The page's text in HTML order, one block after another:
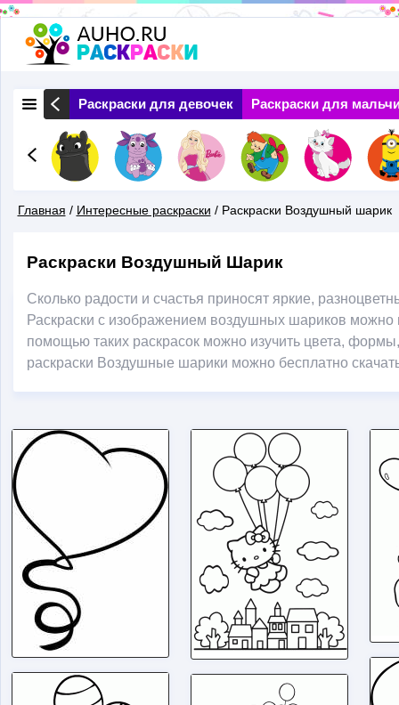
Перейти
к
основному
содержанию
Природа Раскраски для девочек Раскраски для
Здесь
Главная / Интересные раскраски / Раскраски Воздушный шарик
Раскраски Воздушный Шарик
Сколько радости и счастья приносят яркие,
Раскраски с изображением воздушных шариков
помощью таких раскрасок можно изучить цвета,
раскраски Воздушные шарики можно бесплатно